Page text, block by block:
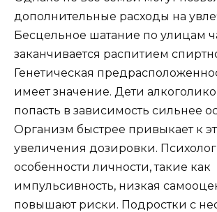
дополнительные расходы на
Бесцельное шатание по улицам
заканчивается распитием
Генетическая
имеет значение. Дети
попасть в зависимость сильнее
Организм быстрее привыкает к
увеличения дозировки.
особенности личности, такие как
импульсивность, низкая
повышают риски. Подростки с